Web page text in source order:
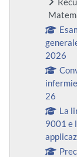
2026
26
La
9001 e